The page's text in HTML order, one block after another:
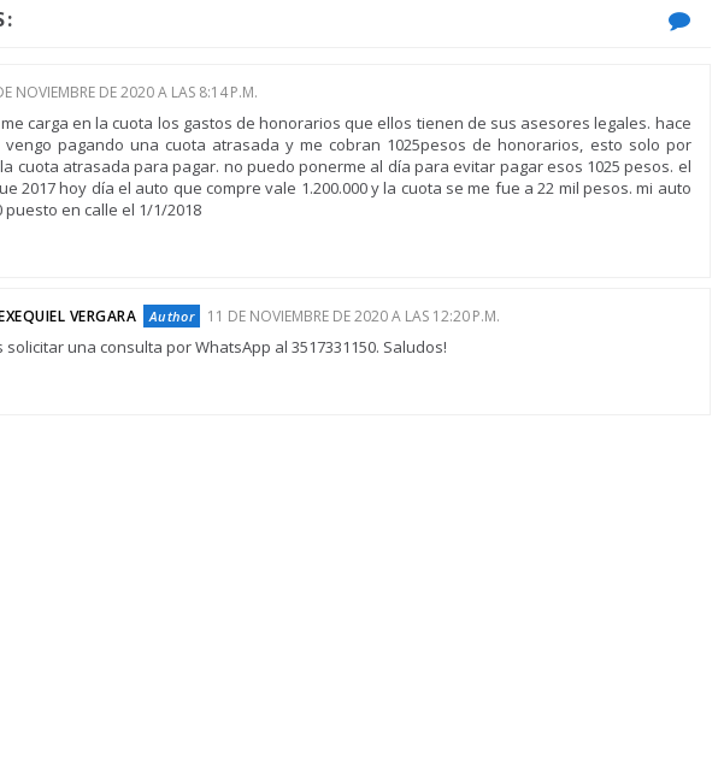
NOVIEMBRE DE 2020 A LAS 8:14 P.M.
carga en la cuota los gastos de honorarios que ellos tienen de sus asesores legales. hace
vengo pagando una cuota atrasada y me cobran 1025pesos de honorarios, esto solo por
cuota atrasada para pagar. no puedo ponerme al día para evitar pagar esos 1025 pesos. el
2017 hoy día el auto que compre vale 1.200.000 y la cuota se me fue a 22 mil pesos. mi auto
puesto en calle el 1/1/2018
VERGARA 11 DE NOVIEMBRE DE 2020 A LAS 12:20 P.M.
solicitar una consulta por WhatsApp al 3517331150. Saludos!